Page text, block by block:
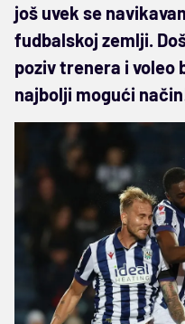
još uvek se
fudbalskoj zemlji.
poziv trenera i voleo
najbolji mogući